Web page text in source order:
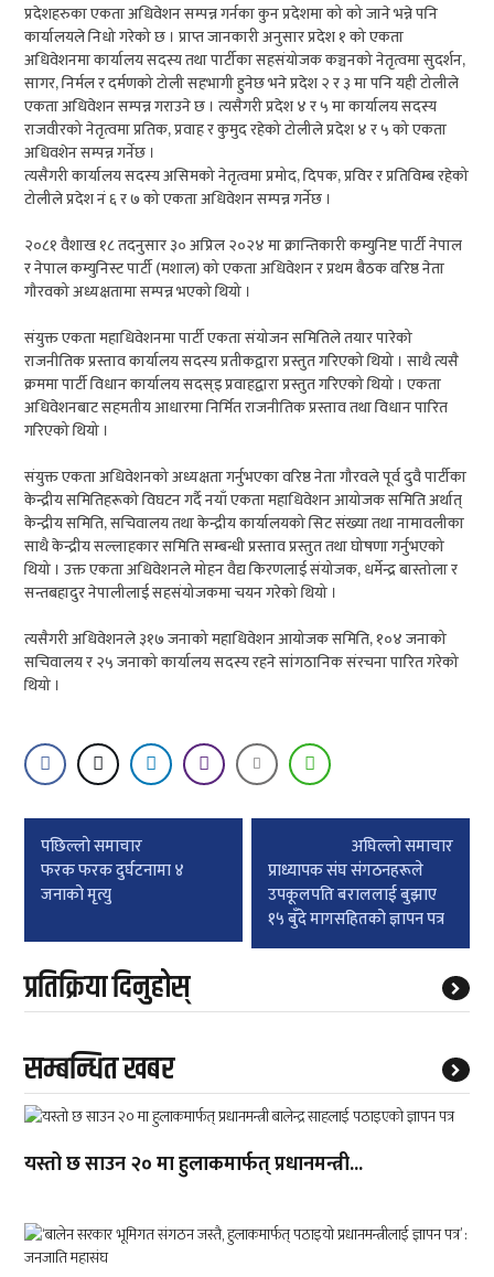
प्रदेशहरुका एकता अधिवेशन सम्पन्न गर्नका कुन प्रदेशमा को को जाने भन्ने पनि
कार्यालयले निधो गरेको छ । प्राप्त जानकारी अनुसार प्रदेश १ को एकता
अधिवेशनमा कार्यालय सदस्य तथा पार्टीका सहसंयोजक कञ्चनको नेतृत्वमा सुदर्शन,
सागर, निर्मल र दर्मणको टोली सहभागी हुनेछ भने प्रदेश २ र ३ मा पनि यही टोलीले
एकता अधिवेशन सम्पन्न गराउने छ । त्यसैगरी प्रदेश ४ र ५ मा कार्यालय सदस्य
राजवीरको नेतृत्वमा प्रतिक, प्रवाह र कुमुद रहेको टोलीले प्रदेश ४ र ५ को एकता
अधिवशेन सम्पन्न गर्नेछ ।
त्यसैगरी कार्यालय सदस्य असिमको नेतृत्वमा प्रमोद, दिपक, प्रविर र प्रतिविम्ब रहेको
टोलीले प्रदेश नं ६ र ७ को एकता अधिवेशन सम्पन्न गर्नेछ ।
२०८१ वैशाख १८ तदनुसार ३० अप्रिल २०२४ मा क्रान्तिकारी कम्युनिष्ट पार्टी नेपाल
र नेपाल कम्युनिस्ट पार्टी (मशाल) को एकता अधिवेशन र प्रथम बैठक वरिष्ठ नेता
गौरवको अध्यक्षतामा सम्पन्न भएको थियो ।
संयुक्त एकता महाधिवेशनमा पार्टी एकता संयोजन समितिले तयार पारेको
राजनीतिक प्रस्ताव कार्यालय सदस्य प्रतीकद्वारा प्रस्तुत गरिएको थियो । साथै त्यसै
क्रममा पार्टी विधान कार्यालय सदस्इ प्रवाहद्वारा प्रस्तुत गरिएको थियो । एकता
अधिवेशनबाट सहमतीय आधारमा निर्मित राजनीतिक प्रस्ताव तथा विधान पारित
गरिएको थियो ।
संयुक्त एकता अधिवेशनको अध्यक्षता गर्नुभएका वरिष्ठ नेता गौरवले पूर्व दुवै पार्टीका
केन्द्रीय समितिहरूको विघटन गर्दै नयाँ एकता महाधिवेशन आयोजक समिति अर्थात्
केन्द्रीय समिति, सचिवालय तथा केन्द्रीय कार्यालयको सिट संख्या तथा नामावलीका
साथै केन्द्रीय सल्लाहकार समिति सम्बन्धी प्रस्ताव प्रस्तुत तथा घोषणा गर्नुभएको
थियो । उक्त एकता अधिवेशनले मोहन वैद्य किरणलाई संयोजक, धर्मेन्द्र बास्तोला र
सन्तबहादुर नेपालीलाई सहसंयोजकमा चयन गरेको थियो ।
त्यसैगरी अधिवेशनले ३१७ जनाको महाधिवेशन आयोजक समिति, १०४ जनाको
सचिवालय र २५ जनाको कार्यालय सदस्य रहने सांगठानिक संरचना पारित गरेको
थियो ।
Post
navigation
पछिल्लाे समाचार
फरक फरक दुर्घटनामा ४
जनाको मृत्यु
अघिल्लाे समाचार
प्राध्यापक संघ संगठनहरूले
उपकूलपति बराललाई बुझाए
१५ बुँदे मागसहितको ज्ञापन पत्र
प्रतिक्रिया दिनुहोस्
सम्बन्धित खबर
यस्तो छ साउन २० मा हुलाकमार्फत् प्रधानमन्त्री...